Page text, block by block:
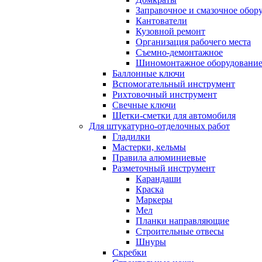
Заправочное и смазочное
Кантователи
Кузовной ремонт
Организация рабочего места
Съемно-демонтажное
Шиномонтажное оборудование
Баллонные ключи
Вспомогательный инструмент
Рихтовочный инструмент
Свечные ключи
Щетки-сметки для автомобиля
Для штукатурно-отделочных работ
Гладилки
Мастерки, кельмы
Правила алюминиевые
Разметочный инструмент
Карандаши
Краска
Маркеры
Мел
Планки направляющие
Строительные отвесы
Шнуры
Скребки